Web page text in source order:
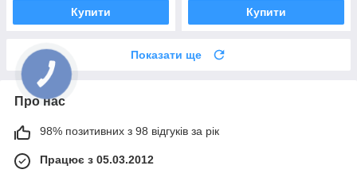
Купити Купити
Показати ще
Про нас
98% позитивних з 98 відгуків за рік
Працює з 05.03.2012